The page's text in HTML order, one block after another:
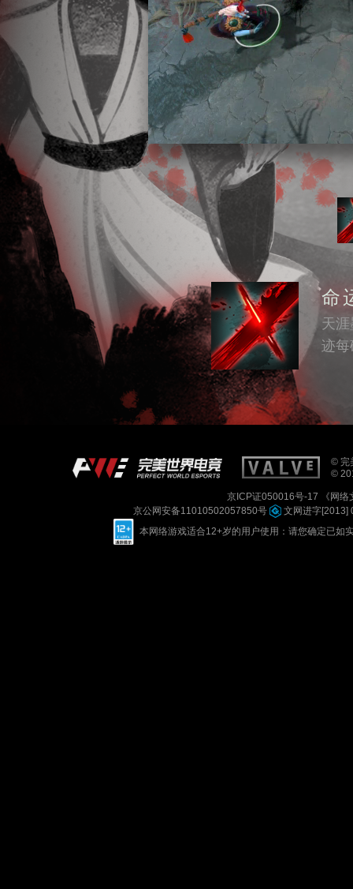
命
天
迹每
幻
天
影在
墨
天
加成
缚
天
远离
© 完
©
京ICP证050016号-17
《网
京公网安备11010502057850号
文网进字[2013]
本网络游戏适合12+岁的用户使用：请您确定已如